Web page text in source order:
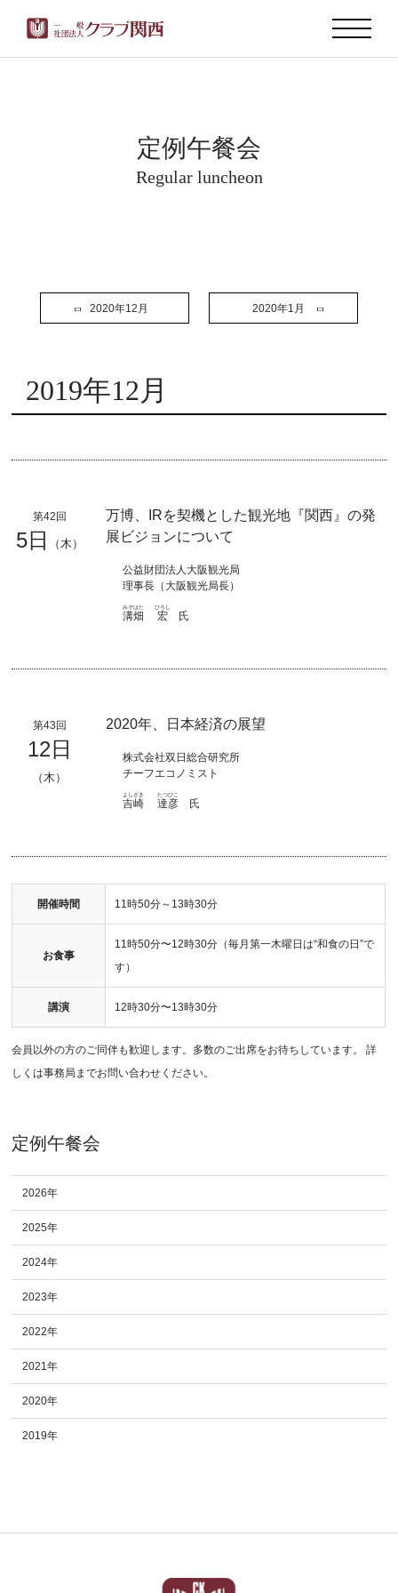
定例午餐会
Regular luncheon
2020年12月 2020年1月
2019年12月
第42回
5日 （木）
万博、IRを契機とした観光地『関西』の発
展ビジョンについて
公益財団法人大阪観光局
理事長（大阪観光局長）
溝畑
みぞはた
宏
ひろし
氏
第43回
12日
（木）
2020年、日本経済の展望
株式会社双日総合研究所
チーフエコノミスト
吉崎
よしざき
達彦
たつひこ
氏
開催時間 11時50分～13時30分
お食事
11時50分〜12時30分（毎月第一木曜日は“和食の日”で
す）
講演 12時30分〜13時30分
会員以外の方のご同伴も歓迎します。多数のご出席をお待ちしています。 詳
しくは事務局までお問い合わせください。
定例午餐会
2026年
2025年
2024年
2023年
2022年
2021年
2020年
2019年